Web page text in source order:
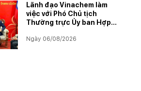
Lãnh đạo Vinachem làm
việc với Phó Chủ tịch
Thường trực Ủy ban Hợp
đẩy triển khai Dự án Kali
Ngày 06/08/2026